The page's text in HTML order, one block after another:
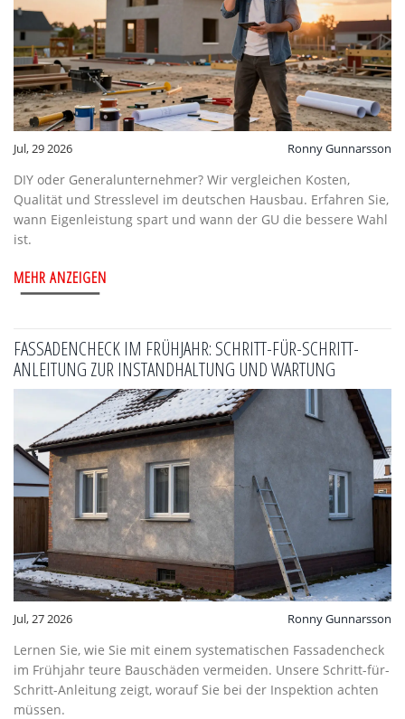
Jul, 29 2026 Ronny Gunnarsson
DIY oder Generalunternehmer? Wir vergleichen Kosten,
Qualität und Stresslevel im deutschen Hausbau. Erfahren Sie,
wann Eigenleistung spart und wann der GU die bessere Wahl
ist.
MEHR ANZEIGEN
FASSADENCHECK IM FRÜHJAHR: SCHRITT-FÜR-SCHRITT-
ANLEITUNG ZUR INSTANDHALTUNG UND WARTUNG
Jul, 27 2026 Ronny Gunnarsson
Lernen Sie, wie Sie mit einem systematischen Fassadencheck
im Frühjahr teure Bauschäden vermeiden. Unsere Schritt-für-
Schritt-Anleitung zeigt, worauf Sie bei der Inspektion achten
müssen.